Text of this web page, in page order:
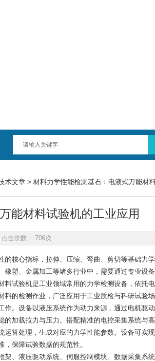
术文章 > 材料力学性能检测基石：电液式万能材料试验机的工业
能材料试验机的工业应用
击次数： 706次
核心指标，拉伸、压缩、弯曲、剪切等基础力学
塑、金属加工等诸多行业中，需要通过专业设
试验机是工业领域常用的力学检测设备，依托
的检测作业，广泛应用于工业质检与科研试验场
作。设备以液压系统作为动力来源，通过电机驱
加载拉力与压力。搭配精准的电控采集系统与
算处理，生成对应的力学性能参数。设备可实
保障试验数据的规范性。
、液压驱动系统、伺服控制模块、数据采集系